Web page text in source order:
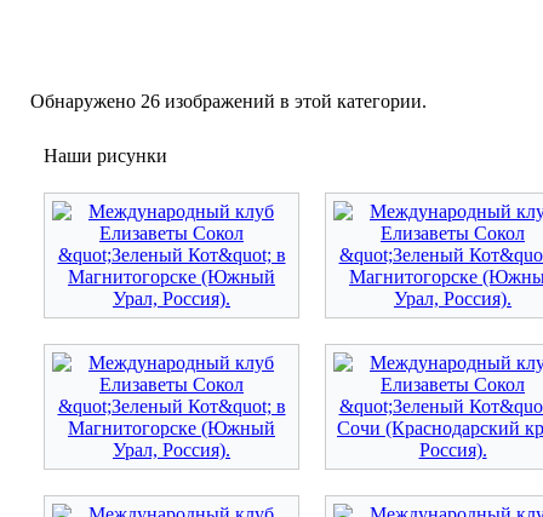
Обнаружено 26 изображений в этой категории.
Наши рисунки